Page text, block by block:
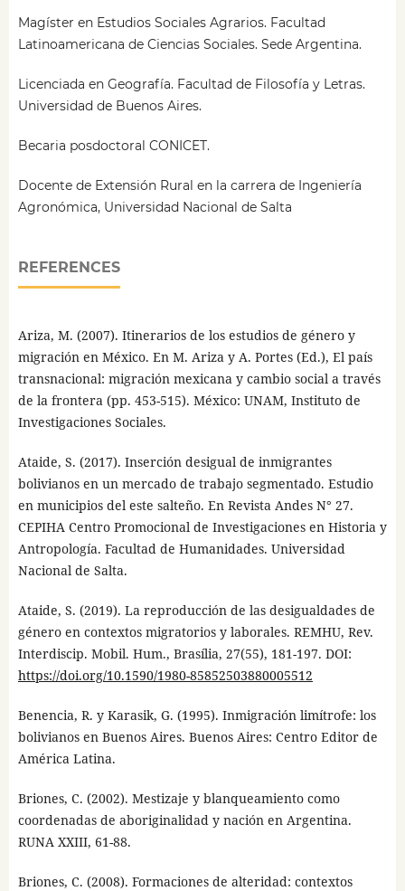
Magíster en Estudios Sociales Agrarios. Facultad
Latinoamericana de Ciencias Sociales. Sede Argentina.
Licenciada en Geografía. Facultad de Filosofía y Letras.
Universidad de Buenos Aires.
Becaria posdoctoral CONICET.
Docente de Extensión Rural en la carrera de Ingeniería
Agronómica, Universidad Nacional de Salta
REFERENCES
Ariza, M. (2007). Itinerarios de los estudios de género y
migración en México. En M. Ariza y A. Portes (Ed.), El país
transnacional: migración mexicana y cambio social a través
de la frontera (pp. 453-515). México: UNAM, Instituto de
Investigaciones Sociales.
Ataide, S. (2017). Inserción desigual de inmigrantes
bolivianos en un mercado de trabajo segmentado. Estudio
en municipios del este salteño. En Revista Andes N° 27.
CEPIHA Centro Promocional de Investigaciones en Historia y
Antropología. Facultad de Humanidades. Universidad
Nacional de Salta.
Ataide, S. (2019). La reproducción de las desigualdades de
género en contextos migratorios y laborales. REMHU, Rev.
Interdiscip. Mobil. Hum., Brasília, 27(55), 181-197. DOI:
https://doi.org/10.1590/1980-85852503880005512
Benencia, R. y Karasik, G. (1995). Inmigración limítrofe: los
bolivianos en Buenos Aires. Buenos Aires: Centro Editor de
América Latina.
Briones, C. (2002). Mestizaje y blanqueamiento como
coordenadas de aboriginalidad y nación en Argentina.
RUNA XXIII, 61-88.
Briones, C. (2008). Formaciones de alteridad: contextos